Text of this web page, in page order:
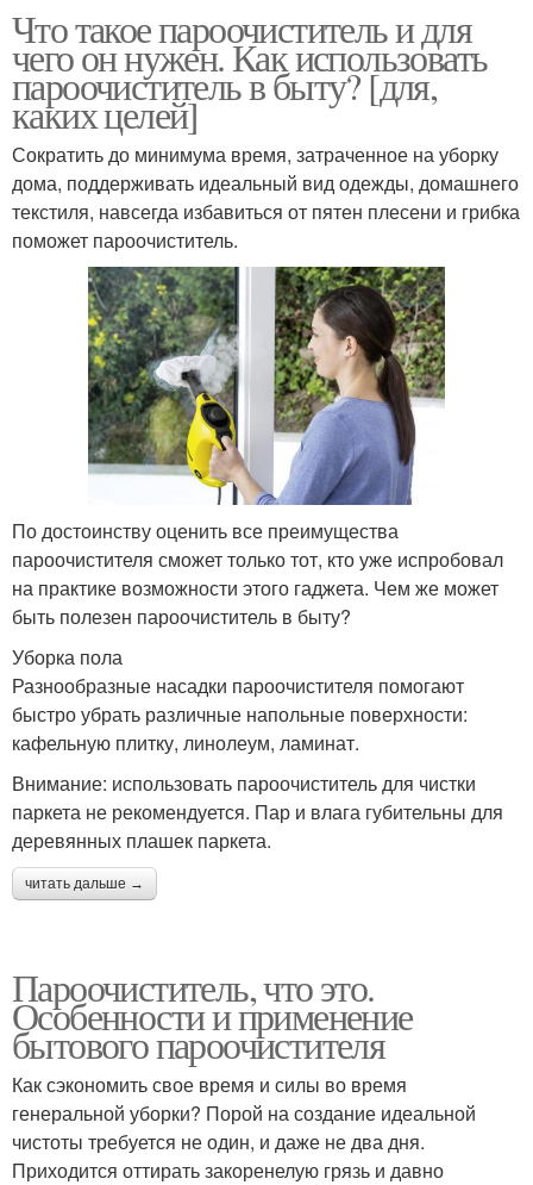
Что такое пароочиститель и для
чего он нужен. Как использовать
пароочиститель в быту? [для,
каких целей]
Сократить до минимума время, затраченное на уборку
дома, поддерживать идеальный вид одежды, домашнего
текстиля, навсегда избавиться от пятен плесени и грибка
поможет пароочиститель.
По достоинству оценить все преимущества
пароочистителя сможет только тот, кто уже испробовал
на практике возможности этого гаджета. Чем же может
быть полезен пароочиститель в быту?
Уборка пола
Разнообразные насадки пароочистителя помогают
быстро убрать различные напольные поверхности:
кафельную плитку, линолеум, ламинат.
Внимание: использовать пароочиститель для чистки
паркета не рекомендуется. Пар и влага губительны для
деревянных плашек паркета.
читать дальше →
Пароочиститель, что это.
Особенности и применение
бытового пароочистителя
Как сэкономить свое время и силы во время
генеральной уборки? Порой на создание идеальной
чистоты требуется не один, и даже не два дня.
Приходится оттирать закоренелую грязь и давно